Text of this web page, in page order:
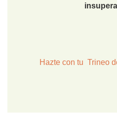
Hazte con tu Trineo